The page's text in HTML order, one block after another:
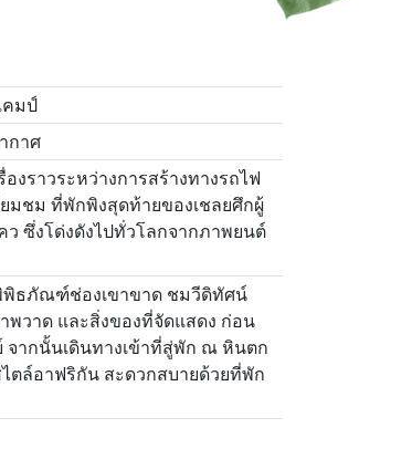
คมป์
กาศ
ราวระหว่างการสร้างทางรถไฟ
มชม ที่พักพิงสุดท้ายของเชลยศึกผู้
ซึ่งโด่งดังไปทั่วโลกจากภาพยนต์
พิธภัณฑ์ช่องเขาขาด ชมวีดิทัศน์
พวาด และสิ่งของที่จัดแสดง ก่อน
จากนั้นเดินทางเข้าที่สู่พัก ณ หินตก
ตล์อาฟริกัน สะดวกสบายด้วยที่พัก